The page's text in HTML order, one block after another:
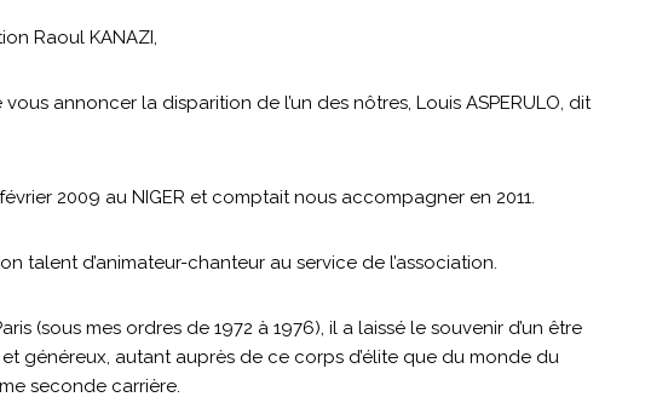
Raoul KANAZI,
vous annoncer la disparition de l’un des nôtres, Louis ASPERULO, dit
2009 au NIGER et comptait nous accompagner en 2011.
talent d’animateur-chanteur au service de l’association.
(sous mes ordres de 1972 à 1976), il a laissé le souvenir d’un être
généreux, autant auprès de ce corps d’élite que du monde du
seconde carrière.